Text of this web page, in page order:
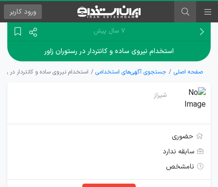
ورود کاربر
۷ سال پیش
استخدام نیروی ساده و کانتردار در رستوران زاور
صفحه اصلی جستجوی آگهی‌های استخدامی استخدام نیروی ساده و کانتردار در
شیراز
حضوری
سابقه ندارد
نامشخص